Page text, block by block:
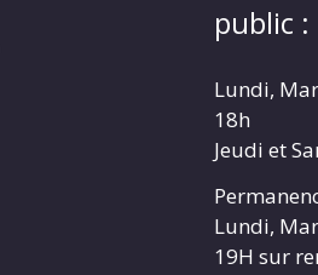
public :
Lundi,
18h
Jeudi et
Lundi,
19H sur